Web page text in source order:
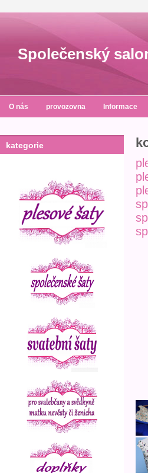
Společenský
O nás provozovna Informace
kategorie